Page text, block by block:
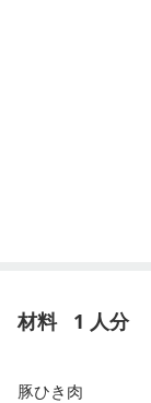
材料 1 人分
豚ひき肉